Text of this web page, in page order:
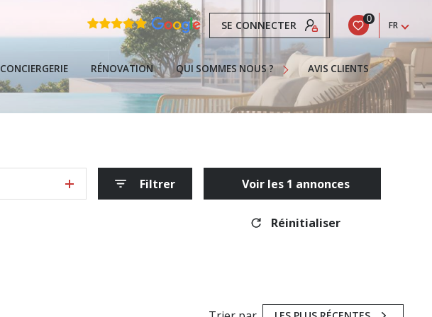
SE CONNECTER 0
FR
CONCIERGERIE RÉNOVATION QUI SOMMES NOUS ?
Nos Services
Recrutement
La Franchise
Actualités
Guide De L'acheteur
AVIS CLIENTS
Filtrer Voir les 1 annonces
Réinitialiser